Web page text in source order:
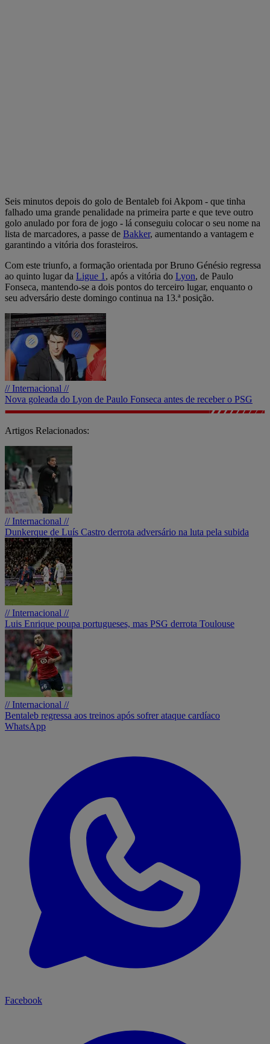
Seis minutos depois do golo de Bentaleb foi Akpom - que tinha
falhado uma grande penalidade na primeira parte e que teve outro
golo anulado por fora de jogo - lá conseguiu colocar o seu nome na
lista de marcadores, a passe de Bakker, aumentando a vantagem e
garantindo a vitória dos forasteiros.
Com este triunfo, a formação orientada por Bruno Génésio regressa
ao quinto lugar da Ligue 1 , após a vitória do Lyon, de Paulo
Fonseca, mantendo-se a dois pontos do terceiro lugar, enquanto o
seu adversário deste domingo continua na 13.ª posição.
// Internacional //
Nova goleada do Lyon de Paulo Fonseca antes de receber o PSG
Artigos Relacionados:
// Internacional //
Dunkerque de Luís Castro derrota adversário na luta pela subida
// Internacional //
Luis Enrique poupa portugueses, mas PSG derrota Toulouse
// Internacional //
Bentaleb regressa aos treinos após sofrer ataque cardíaco
WhatsApp
Facebook